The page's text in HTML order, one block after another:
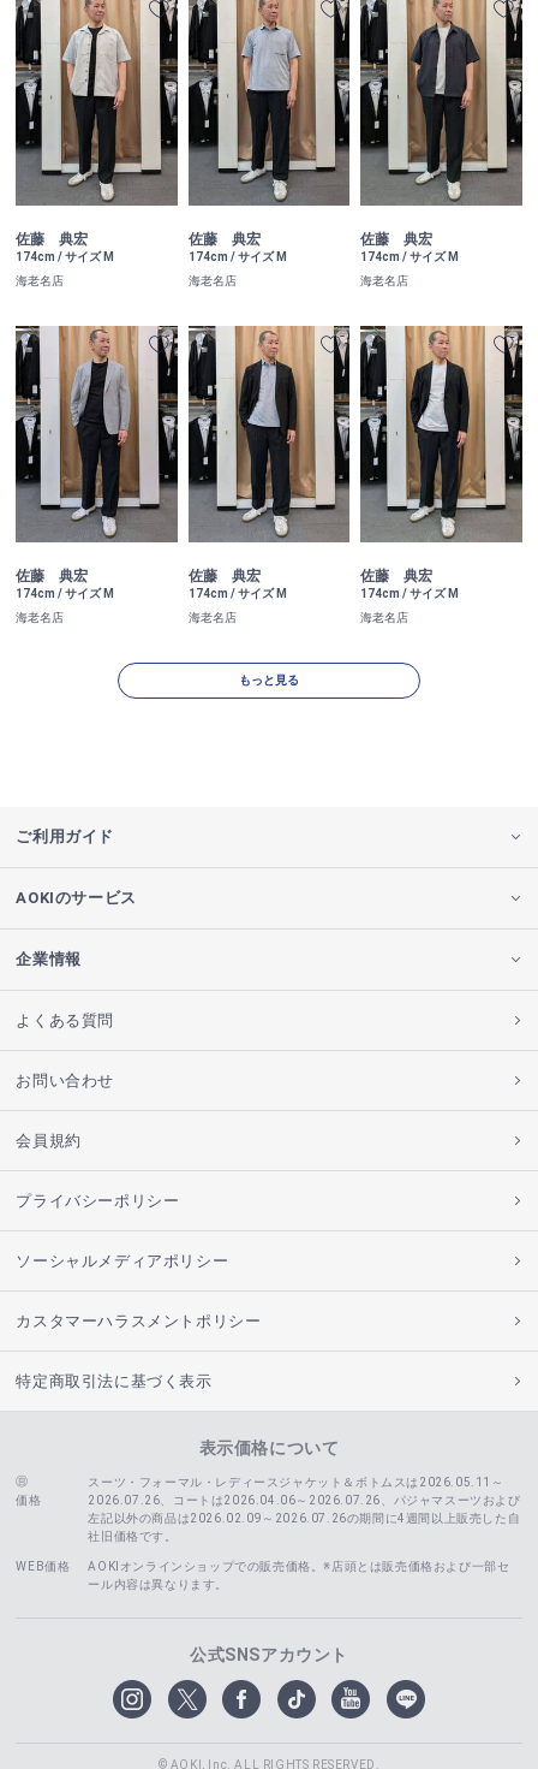
佐藤 典宏
174cm / サイズ M
海老名店
佐藤 典宏
174cm / サイズ M
海老名店
佐藤 典宏
174cm / サイズ M
海老名店
佐藤 典宏
174cm / サイズ M
海老名店
佐藤 典宏
174cm / サイズ M
海老名店
佐藤 典宏
174cm / サイズ M
海老名店
もっと見る
ご利用ガイド
AOKIのサービス
企業情報
よくある質問
お問い合わせ
会員規約
プライバシーポリシー
ソーシャルメディアポリシー
カスタマーハラスメントポリシー
特定商取引法に基づく表示
表示価格について
価格
スーツ・フォーマル・レディースジャケット＆ボトムスは2026.05.11～
2026.07.26、コートは2026.04.06～2026.07.26、
パジャマスーツおよび
左記以外の商品は2026.02.09～2026.07.26の期間に4週間以上販売した自
社旧価格です。
WEB価格
AOKIオンラインショップでの販売価格。※店頭とは販売価格および一部セ
ール内容は異なります。
公式SNSアカウント
© AOKI, Inc. ALL RIGHTS RESERVED.